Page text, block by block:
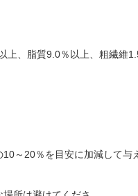
上、脂質9.0％以上、粗繊
10～20％を目安に加減して与